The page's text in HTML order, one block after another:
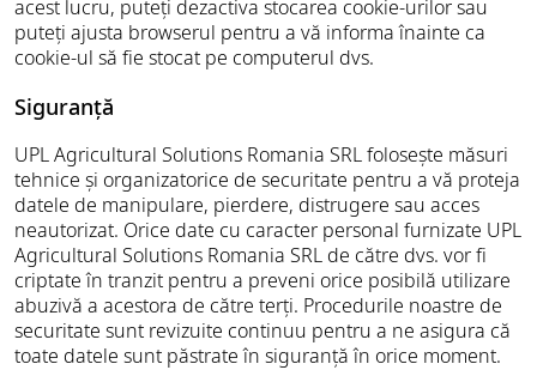
acest lucru, puteți dezactiva stocarea cookie-urilor sau
puteți ajusta browserul pentru a vă informa înainte ca
cookie-ul să fie stocat pe computerul dvs.
Siguranță
UPL Agricultural Solutions Romania SRL folosește măsuri
tehnice și organizatorice de securitate pentru a vă proteja
datele de manipulare, pierdere, distrugere sau acces
neautorizat. Orice date cu caracter personal furnizate UPL
Agricultural Solutions Romania SRL de către dvs. vor fi
criptate în tranzit pentru a preveni orice posibilă utilizare
abuzivă a acestora de către terți. Procedurile noastre de
securitate sunt revizuite continuu pentru a ne asigura că
toate datele sunt păstrate în siguranță în orice moment.